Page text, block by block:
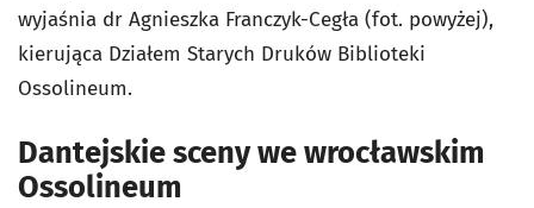
wyjaśnia dr Agnieszka Franczyk-Cegła (fot. powyżej),
kierująca Działem Starych Druków Biblioteki
Ossolineum.
Dantejskie sceny we wrocławskim
Ossolineum